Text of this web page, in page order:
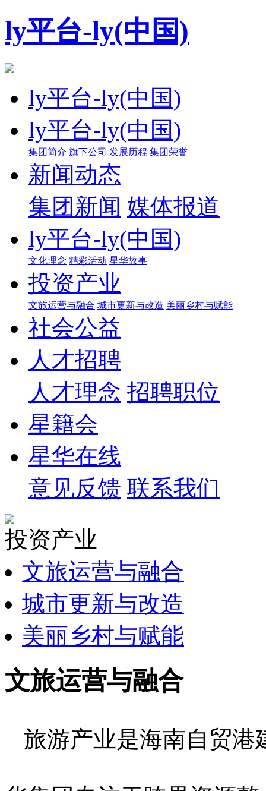
ly平台-ly(中国)
ly平台-ly(中国)
ly平台-ly(中国)
集团简介 旗下公司 发展历程 集团荣誉
新闻动态
集团新闻 媒体报道
ly平台-ly(中国)
文化理念 精彩活动 星华故事
投资产业
文旅运营与融合 城市更新与改造 美丽乡村与赋能
社会公益
人才招聘
人才理念 招聘职位
星籍会
星华在线
意见反馈 联系我们
投资产业
文旅运营与融合
城市更新与改造
美丽乡村与赋能
文旅运营与融合
旅游产业是海南自贸港